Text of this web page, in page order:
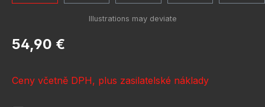
Běžná cena:
54,90 €
Ceny včetně DPH, plus zasilatelské náklady